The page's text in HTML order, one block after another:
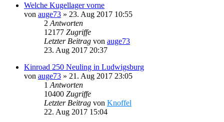
Welche Kugellager vorne
von auge73 » 23. Aug 2017 10:55
2 Antworten
12177 Zugriffe
Letzter Beitrag von auge73
23. Aug 2017 20:37
Kinroad 250 Neuling in Ludwigsburg
von auge73 » 21. Aug 2017 23:05
1 Antworten
10400 Zugriffe
Letzter Beitrag von Knoffel
22. Aug 2017 15:04